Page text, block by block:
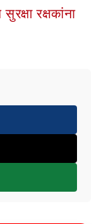
रक्षकांना